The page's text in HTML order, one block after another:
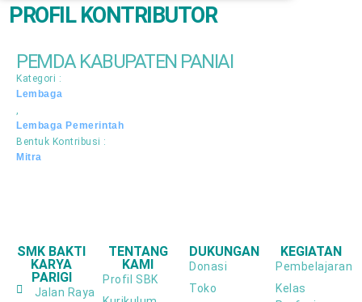
PROFIL KONTRIBUTOR
PEMDA KABUPATEN PANIAI
Kategori :
Lembaga
Lembaga Pemerintah
Bentuk Kontribusi :
Mitra
SMK BAKTI
KARYA
PARIGI
Jalan Raya
TENTANG
KAMI
Profil SBK
DUKUNGAN
Donasi
Toko
KEGIATAN
Pembelajaran
Kelas